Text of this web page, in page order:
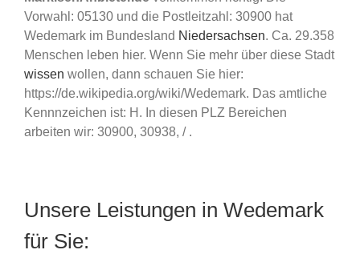
Vorwahl: 05130 und die Postleitzahl: 30900 hat
Wedemark im Bundesland Niedersachsen. Ca. 29.358
Menschen leben hier. Wenn Sie mehr über diese Stadt
wissen wollen, dann schauen Sie hier:
https://de.wikipedia.org/wiki/Wedemark. Das amtliche
Kennnzeichen ist: H. In diesen PLZ Bereichen
arbeiten wir: 30900, 30938, / .
Unsere Leistungen in Wedemark
für Sie: